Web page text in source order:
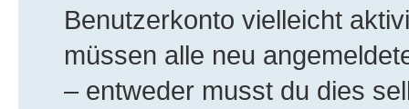
Benutzerkonto vielleicht
müssen alle neu
– entweder musst du dies